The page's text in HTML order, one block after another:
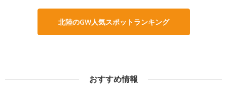
北陸のGW人気スポットランキング
おすすめ情報